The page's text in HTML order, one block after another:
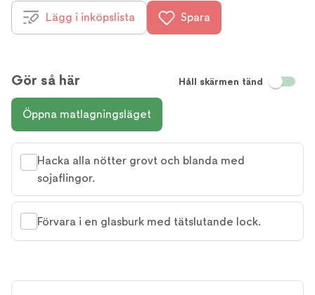
Lägg i inköpslista Spara
Gör så här Håll skärmen tänd
Öppna matlagningsläget
Hacka alla nötter grovt och blanda med
sojaflingor.
Förvara i en glasburk med tätslutande lock.